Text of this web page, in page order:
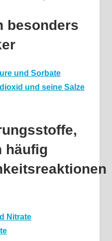
besonders
und Sorbate
und seine Salze
häufig
Nitrate